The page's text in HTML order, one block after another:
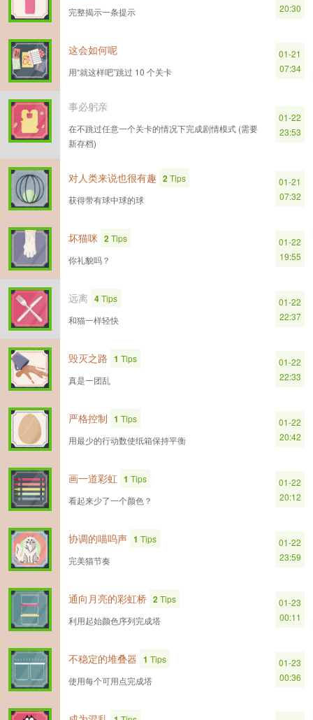
完整揭示一条提示
20:30
这会如何呢
用“就这样吧”跳过 10 个关卡
01-21
07:34
事必躬亲
在不跳过任意一个关卡的情况下完成剧情模式 (需要
新存档)
01-22
23:53
对人类来说也很有趣 2Tips
获得带有球中球的球
01-21
07:32
坏猫咪 2Tips
你礼貌吗？
01-22
19:55
远离 4Tips
和猫一样轻快
01-22
22:37
毁灭之路 1 Tips
真是一团乱
01-22
22:33
严格控制 1 Tips
用最少的行动数使纸箱保持平衡
01-22
20:42
画一道彩虹 1 Tips
看起来少了一个颜色？
01-22
20:12
协调的喵呜声 1 Tips
完美猫节奏
01-22
23:59
通向月亮的彩虹桥 2Tips
利用起始颜色序列完成塔
01-23
00:11
不稳定的堆叠器 1 Tips
使用每个可用点完成塔
01-23
00:36